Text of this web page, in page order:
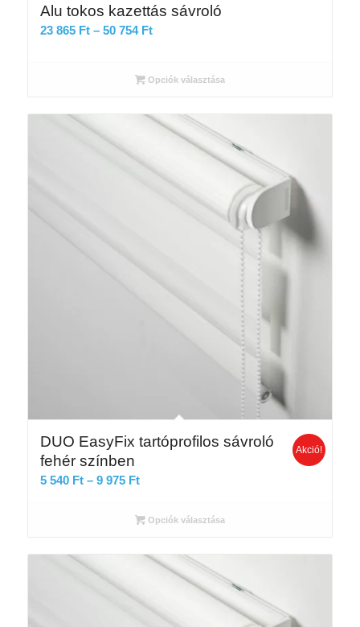
Alu tokos kazettás sávroló
23 865 Ft – 50 754 FtÁrtartomány:
-
754 Ft
Opciók választása
DUO EasyFix tartóprofilos sávroló
fehér színben
5 540 Ft – 9 975 FtÁrtartomány:
540 Ft
9
975 Ft
Akció!
Opciók választása